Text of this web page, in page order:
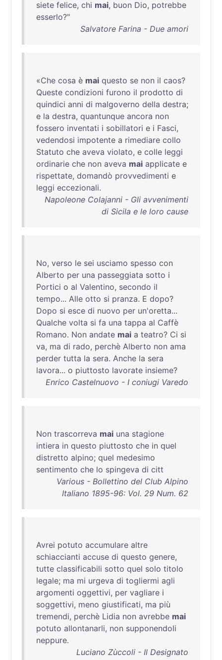
siete felice, chi mai, buon Dio, potrebbe
esserlo?"
Salvatore Farina - Due amori
«Che cosa è mai questo se non il caos?
Queste condizioni furono il prodotto di
quindici anni di malgoverno della destra;
e la destra, quantunque ancora non
fossero inventati i sobillatori e i Fasci,
vedendosi impotente a rimediare collo
Statuto che aveva violato, e colle leggi
ordinarie che non aveva mai applicate e
rispettate, domandò provvedimenti e
leggi eccezionali.
Napoleone Colajanni - Gli avvenimenti
di Sicila e le loro cause
No, verso le sei usciamo spesso con
Alberto per una passeggiata sotto i
Portici o al Valentino, secondo il
tempo... Alle otto si pranza. E dopo?
Dopo si esce di nuovo per un'oretta...
Qualche volta si fa una tappa al Caffè
Romano. Non andate mai a teatro? Ci si
va, ma di rado, perchè Alberto non ama
perder tutta la sera. Anche la sera
lavora... o piuttosto lavorate insieme?
Enrico Castelnuovo - I coniugi Varedo
Non trascorreva mai una stagione
intiera in questo piuttosto che in quel
distretto alpino; quel medesimo
sentimento che lo spingeva di citt
Various - Bollettino del Club Alpino
Italiano 1895-96: Vol. 29 Num. 62
Avrei potuto accumulare altre
schiaccianti accuse di questo genere,
tutte classificabili sotto quel solo titolo
legale; ma mi urgeva di togliermi agli
argomenti oggettivi, per vagliare i
soggettivi, meno giustificati, ma più
tremendi, perchè Lidia non avrebbe mai
potuto allontanarli, non supponendoli
neppure.
Luciano Zùccoli - Il Designato